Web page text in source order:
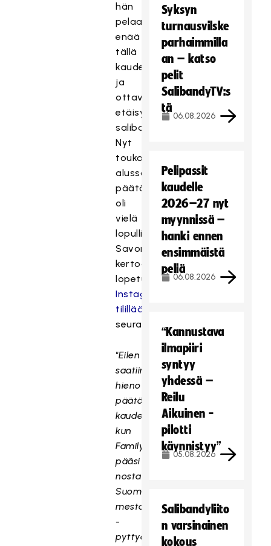
hän
pelaa
enää
tällä
kaudella
ja
ottavansa
etäisyyttä
salibandyyn.
Nyt
toukokuun
alussa
päätös
oli
vielä
lopullisempi.
Savonen
kertoo
lopetuspäätöksestään
Instagram-
tilillään
seuraavasti:
"Eilen
saatiin
hieno
päätös
kaudelle,
kun
Family
pääsi
nostaan
Suomen
mestaruus
-
pyttyä.
Syksyn
turnausvilske
parhaimmilla
an – katso
pelit
SalibandyTV:s
tä
06.08.2026
Pelipassit
kaudelle
2026–27 nyt
myynnissä –
hanki ennen
ensimmäistä
peliä
06.08.2026
“Kannustava
ilmapiiri
syntyy
yhdessä –
Reilu
Aikuinen -
pilotti
käynnistyy”
05.08.2026
Salibandyliito
n varsinainen
kokous